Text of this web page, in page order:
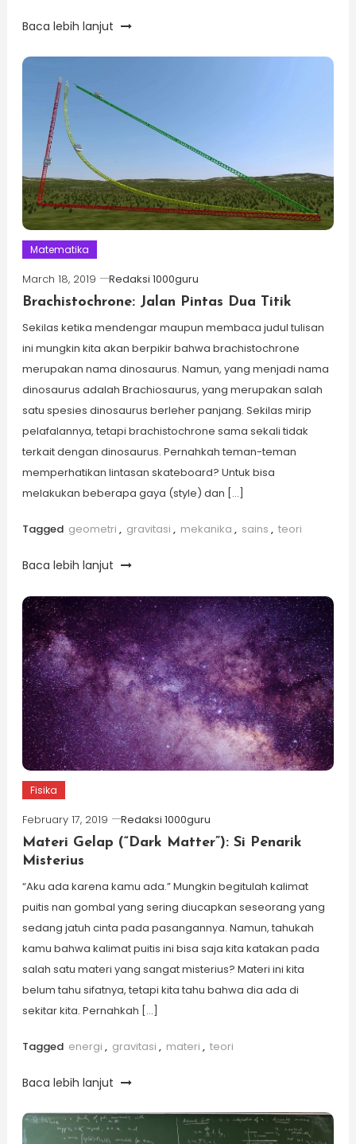
Baca lebih lanjut
Matematika
March 18, 2019
Redaksi 1000guru
Brachistochrone: Jalan Pintas Dua Titik
Sekilas ketika mendengar maupun membaca judul tulisan
ini mungkin kita akan berpikir bahwa brachistochrone
merupakan nama dinosaurus. Namun, yang menjadi nama
dinosaurus adalah Brachiosaurus, yang merupakan salah
satu spesies dinosaurus berleher panjang. Sekilas mirip
pelafalannya, tetapi brachistochrone sama sekali tidak
terkait dengan dinosaurus. Pernahkah teman-teman
memperhatikan lintasan skateboard? Untuk bisa
melakukan beberapa gaya (style) dan […]
Tagged geometri , gravitasi , mekanika , sains , teori
Baca lebih lanjut
Fisika
February 17, 2019
Redaksi 1000guru
Materi Gelap (“Dark Matter”): Si Penarik
Misterius
“Aku ada karena kamu ada.” Mungkin begitulah kalimat
puitis nan gombal yang sering diucapkan seseorang yang
sedang jatuh cinta pada pasangannya. Namun, tahukah
kamu bahwa kalimat puitis ini bisa saja kita katakan pada
salah satu materi yang sangat misterius? Materi ini kita
belum tahu sifatnya, tetapi kita tahu bahwa dia ada di
sekitar kita. Pernahkah […]
Tagged energi , gravitasi , materi , teori
Baca lebih lanjut